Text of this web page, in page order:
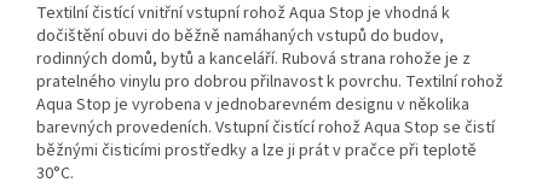
Textilní čistící vnitřní vstupní rohož Aqua Stop je vhodná k
dočištění obuvi do běžně namáhaných vstupů do budov,
rodinných domů, bytů a kanceláří. Rubová strana rohože je z
pratelného vinylu pro dobrou přilnavost k povrchu. Textilní rohož
Aqua Stop je vyrobena v jednobarevném designu v několika
barevných provedeních. Vstupní čistící rohož Aqua Stop se čistí
běžnými čisticími prostředky a lze ji prát v pračce při teplotě
30°C.